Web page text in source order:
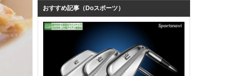
おすすめ記事（Doスポーツ）